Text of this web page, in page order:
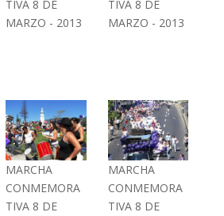
TIVA 8 DE
MARZO - 2013
TIVA 8 DE
MARZO - 2013
MARCHA
CONMEMORA
TIVA 8 DE
MARCHA
CONMEMORA
TIVA 8 DE